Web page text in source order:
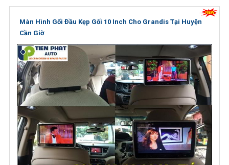
Màn Hình Gối Đầu Kẹp Gối 10 Inch Cho Grandis Tại Huyện
Cần Giờ